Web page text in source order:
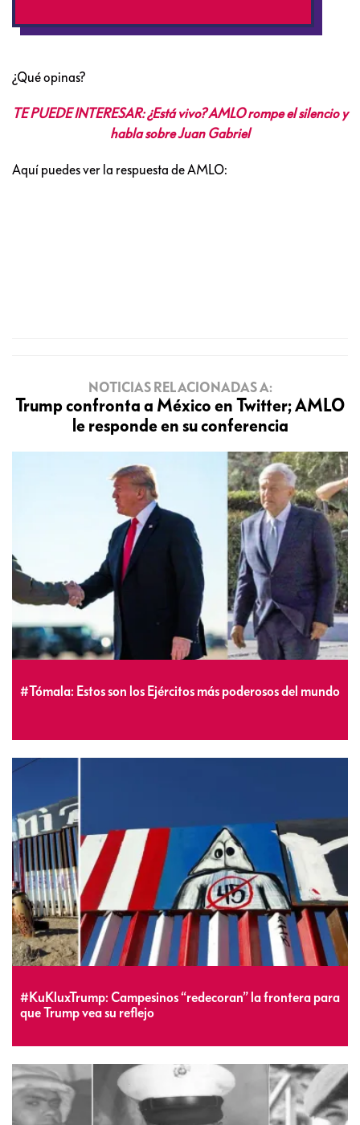
¿Qué opinas?
TE PUEDE INTERESAR: ¿Está vivo? AMLO rompe el silencio y
habla sobre Juan Gabriel
Aquí puedes ver la respuesta de AMLO:
NOTICIAS RELACIONADAS A:
Trump confronta a México en Twitter; AMLO
le responde en su conferencia
#Tómala: Estos son los Ejércitos más poderosos del mundo
#KuKluxTrump: Campesinos “redecoran” la frontera para
que Trump vea su reflejo